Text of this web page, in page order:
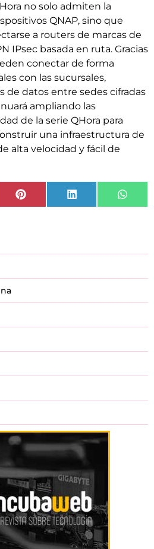
no solo admiten la
QNAP, sino que
a routers de marcas de
IPsec basada en ruta. Gracias
conectar de forma
con las sucursales,
de datos entre sedes cifradas
ampliando las
de la serie QHora para
una infraestructura de
alta velocidad y fácil de
Pinterest LinkedIn